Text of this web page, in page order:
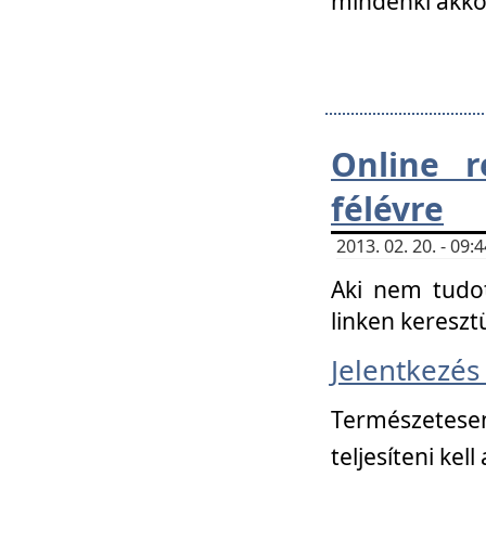
Online
félévre
2013. 02. 20. -
Aki nem
linken
Jelentkezés
teljesíteni kell